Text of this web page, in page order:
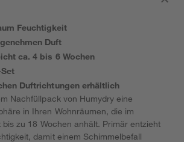
Feuchtigkeit
Duft
ca. 4 bis 6 Wochen
Duftrichtungen erhältlich
Nachfüllpack von Humydry eine
in Ihren Wohnräumen, die im
bis zu 18 Wochen anhält. Primär entzieht
damit einem Schimmelbefall